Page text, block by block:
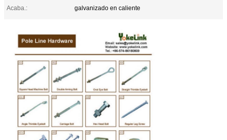
Acaba.:
galvanizado en caliente